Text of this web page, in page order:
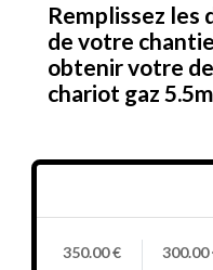
Remplissez les
de votre
obtenir votre
chariot gaz
350.00 € 300.00